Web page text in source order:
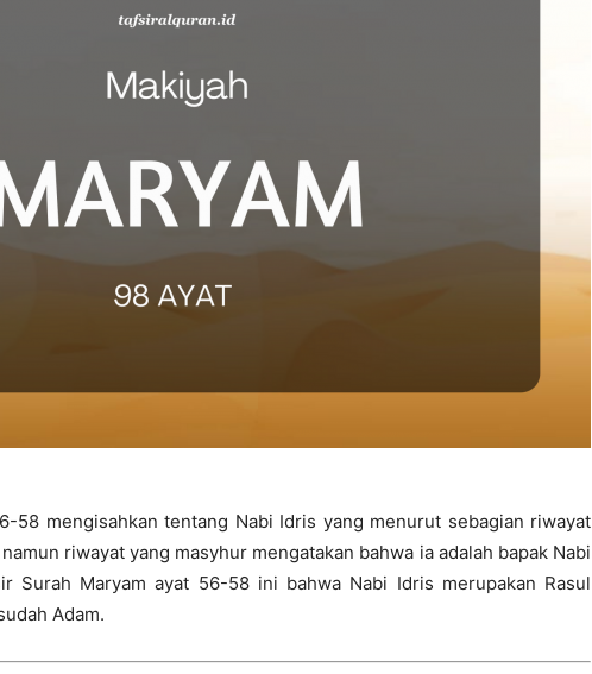
58 mengisahkan tentang Nabi Idris yang menurut sebagian riwayat
riwayat yang masyhur mengatakan bahwa ia adalah bapak Nabi
Surah Maryam ayat 56-58 ini bahwa Nabi Idris merupakan Rasul
Adam.